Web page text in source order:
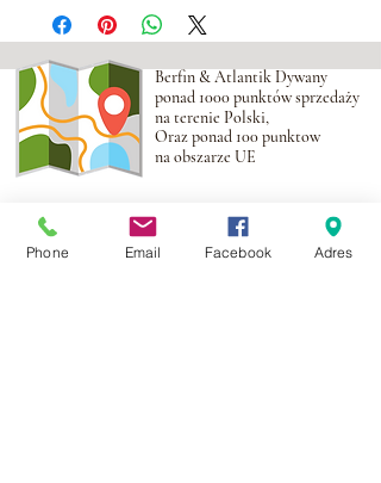
Berfin & Atlantik Dywany
ponad 1000 punktów sprzedaży
na terenie Polski,
Oraz ponad 100 punktow
na obszarze UE
Adres:
Al. Krakowska 2,
Wola Mrokowska 05-552
Phone Email Facebook Adres